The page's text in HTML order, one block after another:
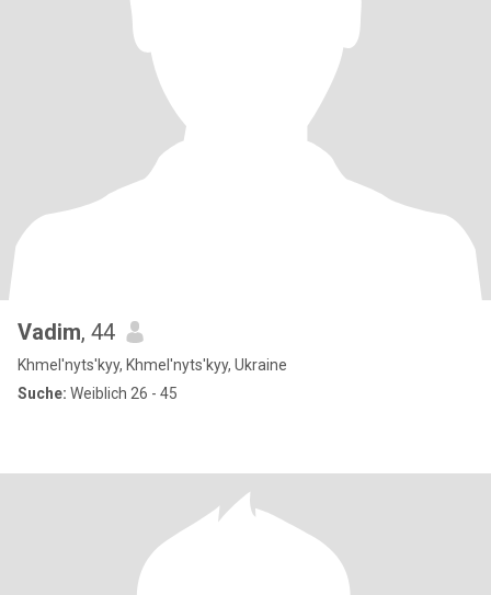
Vadim, 44
Khmel'nyts'kyy, Khmel'nyts'kyy, Ukraine
Suche: Weiblich 26 - 45